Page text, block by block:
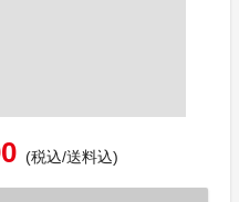
(税込/送料込)